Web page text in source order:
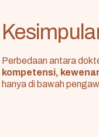
Perbedaan antara
kompetensi,
hanya di bawah